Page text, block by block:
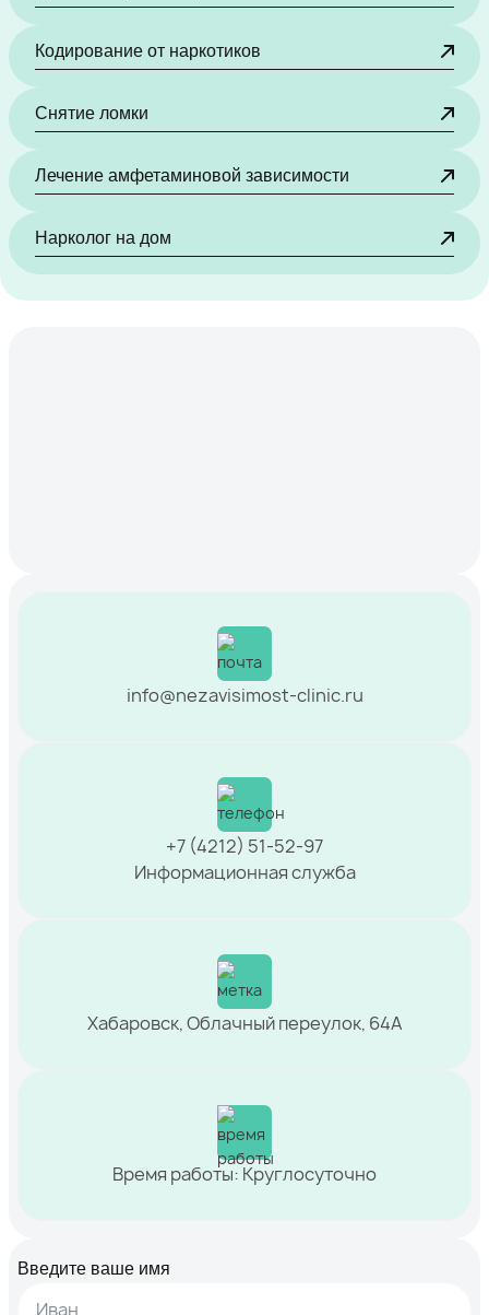
Кодирование от наркотиков
Снятие ломки
Лечение амфетаминовой зависимости
Нарколог на дом
info@nezavisimost-clinic.ru
+7 (4212) 51-52-97
Информационная служба
Хабаровск, Облачный переулок, 64А
Время работы: Круглосуточно
Введите ваше имя